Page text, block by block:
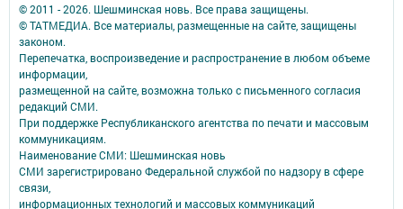
© 2011 - 2026. Шешминская новь. Все права защищены.
© ТАТМЕДИА. Все материалы, размещенные на сайте, защищены
законом.
Перепечатка, воспроизведение и распространение в любом объеме
информации,
размещенной на сайте, возможна только с письменного согласия
редакций СМИ.
При поддержке Республиканского агентства по печати и массовым
коммуникациям.
Наименование СМИ: Шешминская новь
СМИ зарегистрировано Федеральной службой по надзору в сфере
связи,
информационных технологий и массовых коммуникаций